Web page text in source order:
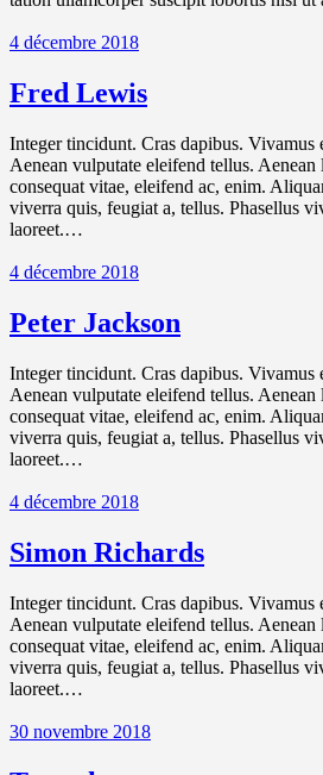
4 décembre 2018
Fred Lewis
Integer tincidunt. Cras dapibus. Vivamus
Aenean vulputate eleifend tellus.
consequat vitae, eleifend ac, enim.
viverra quis, feugiat a, tellus. Phasellus
laoreet.…
4 décembre 2018
Peter Jackson
Integer tincidunt. Cras dapibus. Vivamus
Aenean vulputate eleifend tellus.
consequat vitae, eleifend ac, enim.
viverra quis, feugiat a, tellus. Phasellus
laoreet.…
4 décembre 2018
Simon Richards
Integer tincidunt. Cras dapibus. Vivamus
Aenean vulputate eleifend tellus.
consequat vitae, eleifend ac, enim.
viverra quis, feugiat a, tellus. Phasellus
laoreet.…
30 novembre 2018